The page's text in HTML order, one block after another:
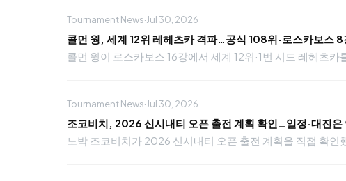
Tournament News·Jul 30, 2026
콜먼 웡, 세계 12위 레헤츠카 격파…공식 108위·로스카보스 8
콜먼 웡이 로스카보스 16강에서 세계 12위·1번 시드 레헤츠
Tournament News·Jul 30, 2026
조코비치, 2026 신시내티 오픈 출전 계획 확인…일정·대진은
노박 조코비치가 2026 신시내티 오픈 출전 계획을 직접 확